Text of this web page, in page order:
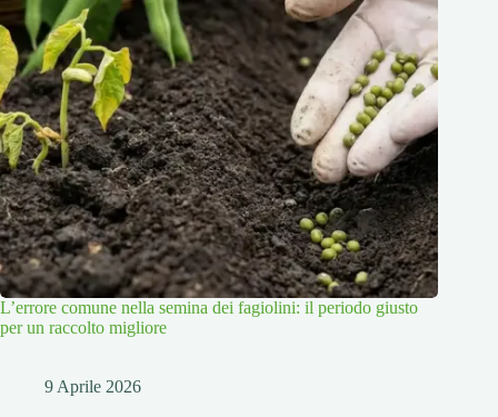
L’errore comune nella semina dei fagiolini: il periodo giusto
per un raccolto migliore
9 Aprile 2026